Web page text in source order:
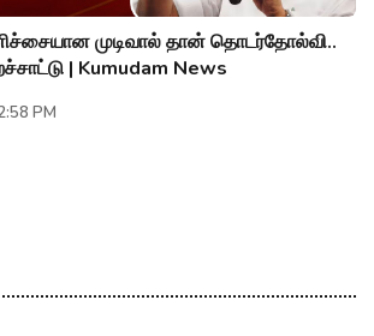
முடிவால் தான் தொடர்தோல்வி..
| Kumudam News
PM